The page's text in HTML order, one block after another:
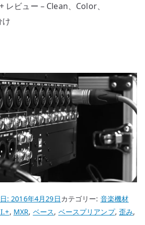
レビュー – Clean、Color、
:2016年4月29日カテゴリー: 音楽機材
, MXR, ベース, ベースプリアンプ,歪み,